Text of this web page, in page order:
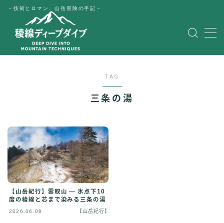
－技術とロマン、山岳冒険の手記－
MENU
Japanese
TAG
三条の湯
【山岳紀行】雲取山 — 氷点下10
度の稜線と芯まで染みる三条の湯
2026.06.08 【山岳紀行】